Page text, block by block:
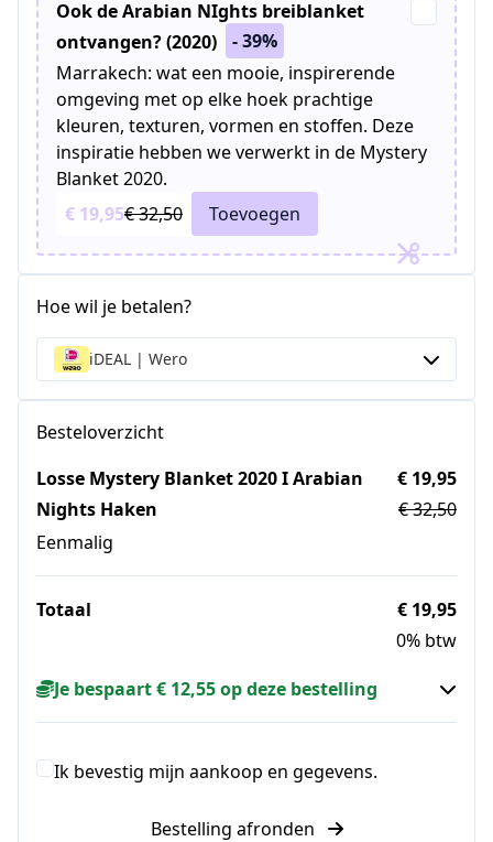
Ook de Arabian NIghts breiblanket
ontvangen? (2020)
- 39%
Marrakech: wat een mooie, inspirerende
omgeving met op elke hoek prachtige
kleuren, texturen, vormen en stoffen. Deze
inspiratie hebben we verwerkt in de Mystery
Blanket 2020.
€ 19,95€ 32,50 Toevoegen
Hoe wil je betalen?
iDEAL | Wero
Besteloverzicht
Losse Mystery Blanket 2020 I Arabian
Nights Haken
Eenmalig
€ 19,95
€ 32,50
Totaal
€ 19,95
0% btw
Je bespaart € 12,55 op deze bestelling
Ik bevestig mijn aankoop en gegevens.
Bestelling afronden